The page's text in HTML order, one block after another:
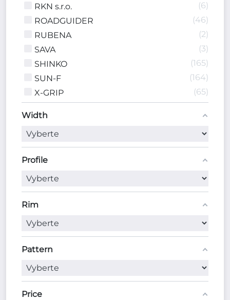
RKN s.r.o.
6
ROADGUIDER
46
RUBENA
2
SAVA
3
SHINKO
165
SUN-F
164
X-GRIP
65
Width
Profile
Rim
Pattern
Price